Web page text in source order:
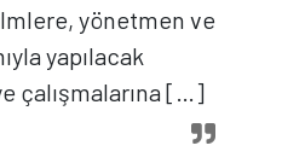
yönetmen ve
yapılacak
çalışmalarına […]